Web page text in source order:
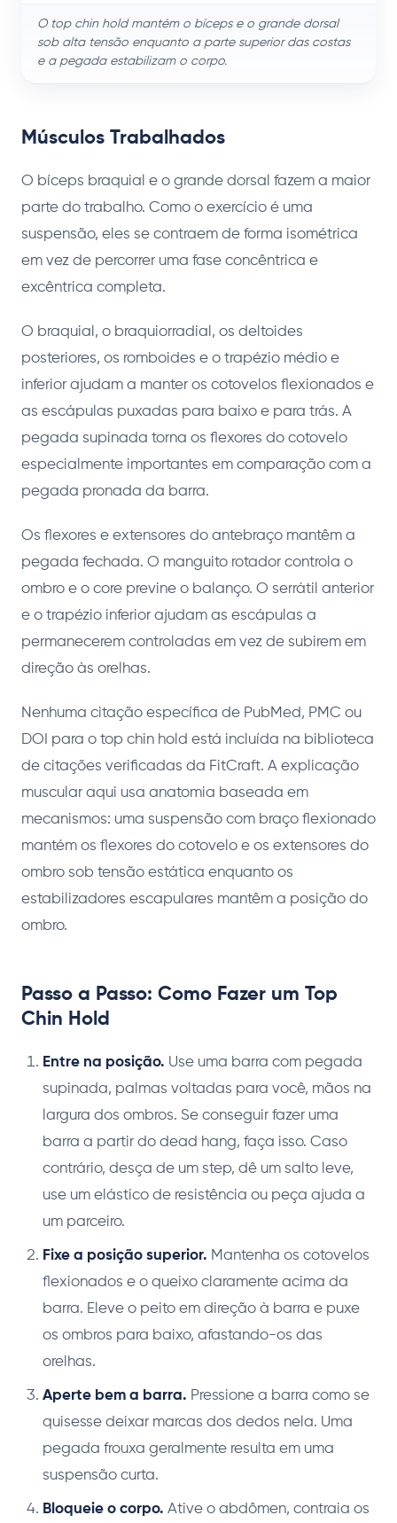
O top chin hold mantém o bíceps e o grande dorsal
sob alta tensão enquanto a parte superior das costas
e a pegada estabilizam o corpo.
Músculos Trabalhados
O bíceps braquial e o grande dorsal fazem a maior
parte do trabalho. Como o exercício é uma
suspensão, eles se contraem de forma isométrica
em vez de percorrer uma fase concêntrica e
excêntrica completa.
O braquial, o braquiorradial, os deltoides
posteriores, os romboides e o trapézio médio e
inferior ajudam a manter os cotovelos flexionados e
as escápulas puxadas para baixo e para trás. A
pegada supinada torna os flexores do cotovelo
especialmente importantes em comparação com a
pegada pronada da barra.
Os flexores e extensores do antebraço mantêm a
pegada fechada. O manguito rotador controla o
ombro e o core previne o balanço. O serrátil anterior
e o trapézio inferior ajudam as escápulas a
permanecerem controladas em vez de subirem em
direção às orelhas.
Nenhuma citação específica de PubMed, PMC ou
DOI para o top chin hold está incluída na biblioteca
de citações verificadas da FitCraft. A explicação
muscular aqui usa anatomia baseada em
mecanismos: uma suspensão com braço flexionado
mantém os flexores do cotovelo e os extensores do
ombro sob tensão estática enquanto os
estabilizadores escapulares mantêm a posição do
ombro.
Passo a Passo: Como Fazer um Top
Chin Hold
Entre na posição. Use uma barra com pegada
supinada, palmas voltadas para você, mãos na
largura dos ombros. Se conseguir fazer uma
barra a partir do dead hang, faça isso. Caso
contrário, desça de um step, dê um salto leve,
use um elástico de resistência ou peça ajuda a
um parceiro.
Fixe a posição superior. Mantenha os cotovelos
flexionados e o queixo claramente acima da
barra. Eleve o peito em direção à barra e puxe
os ombros para baixo, afastando-os das
orelhas.
Aperte bem a barra. Pressione a barra como se
quisesse deixar marcas dos dedos nela. Uma
pegada frouxa geralmente resulta em uma
suspensão curta.
Bloqueie o corpo. Ative o abdômen, contraia os